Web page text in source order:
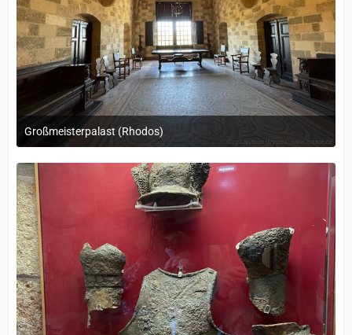
Großmeisterpalast (Rhodos)
12. September 2022 um 14:05